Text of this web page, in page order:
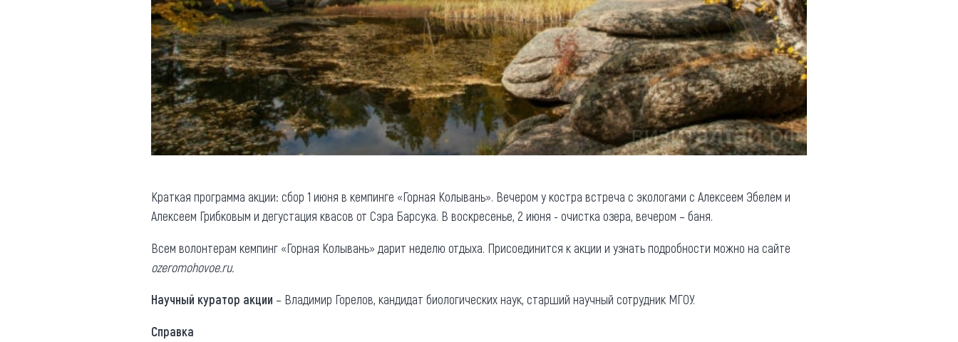
Краткая программа акции: сбор 1 июня в кемпинге «Горная Колывань». Вечером у костра встреча с экологами с Алексеем Эбелем и
Алексеем Грибковым и дегустация квасов от Сэра Барсука. В воскресенье, 2 июня - очистка озера, вечером – баня.
Всем волонтерам кемпинг «Горная Колывань» дарит неделю отдыха. Присоединится к акции и узнать подробности можно на сайте
ozeromohovoe.ru.
Научный куратор акции – Владимир Горелов, кандидат биологических наук, старший научный сотрудник МГОУ.
Справка